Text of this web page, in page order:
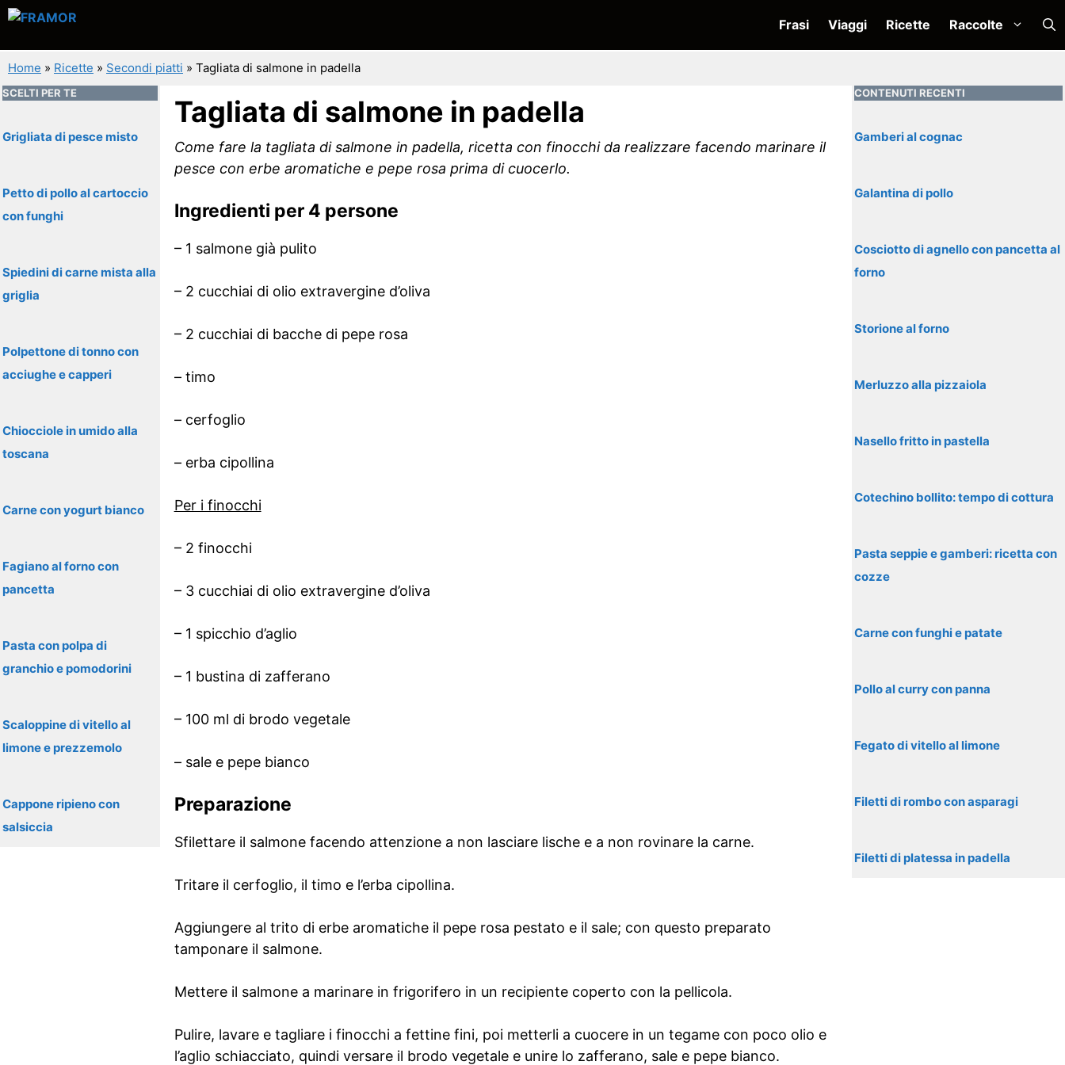
Vai
contenuto
Frasi Viaggi Ricette Raccolte
Home » Ricette » Secondi piatti » Tagliata di salmone in padella
Tagliata di salmone in padella
Come fare la tagliata di salmone in padella, ricetta con finocchi da realizzare facendo marinare il
pesce con erbe aromatiche e pepe rosa prima di cuocerlo.
Ingredienti per 4 persone
– 1 salmone già pulito
– 2 cucchiai di olio extravergine d’oliva
– 2 cucchiai di bacche di pepe rosa
– timo
– cerfoglio
– erba cipollina
Per i finocchi
– 2 finocchi
– 3 cucchiai di olio extravergine d’oliva
– 1 spicchio d’aglio
– 1 bustina di zafferano
– 100 ml di brodo vegetale
– sale e pepe bianco
Preparazione
Sfilettare il salmone facendo attenzione a non lasciare lische e a non rovinare la carne.
Tritare il cerfoglio, il timo e l’erba cipollina.
Aggiungere al trito di erbe aromatiche il pepe rosa pestato e il sale; con questo preparato
tamponare il salmone.
Mettere il salmone a marinare in frigorifero in un recipiente coperto con la pellicola.
Pulire, lavare e tagliare i finocchi a fettine fini, poi metterli a cuocere in un tegame con poco olio e
l’aglio schiacciato, quindi versare il brodo vegetale e unire lo zafferano, sale e pepe bianco.
SCELTI PER TE
Grigliata di pesce misto
Petto di pollo al cartoccio
con funghi
Spiedini di carne mista alla
griglia
Polpettone di tonno con
acciughe e capperi
Chiocciole in umido alla
toscana
Carne con yogurt bianco
Fagiano al forno con
pancetta
Pasta con polpa di
granchio e pomodorini
Scaloppine di vitello al
limone e prezzemolo
Cappone ripieno con
salsiccia
CONTENUTI RECENTI
Gamberi al cognac
Galantina di pollo
Cosciotto di agnello con pancetta al
forno
Storione al forno
Merluzzo alla pizzaiola
Nasello fritto in pastella
Cotechino bollito: tempo di cottura
Pasta seppie e gamberi: ricetta con
cozze
Carne con funghi e patate
Pollo al curry con panna
Fegato di vitello al limone
Filetti di rombo con asparagi
Filetti di platessa in padella